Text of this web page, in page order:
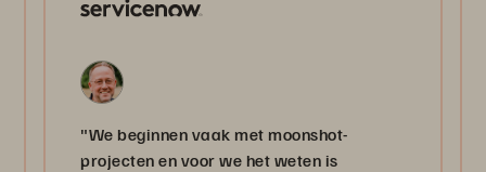
"We beginnen vaak met moonshot-
projecten en voor we het weten is